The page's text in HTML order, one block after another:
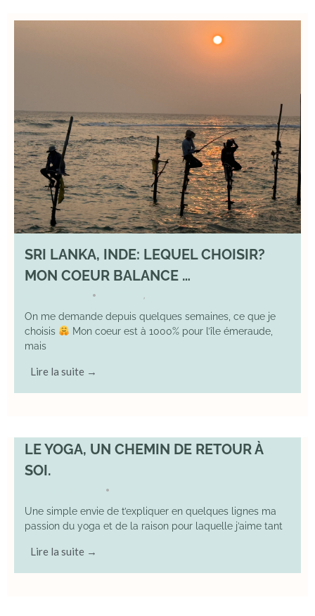
SRI LANKA, INDE: LEQUEL CHOISIR?
MON COEUR BALANCE …
•
On me demande depuis quelques semaines, ce que je
choisis
Mon coeur est à 1000% pour l’île émeraude,
mais
Lire la suite →
LE YOGA, UN CHEMIN DE RETOUR À
SOI.
•
Une simple envie de t’expliquer en quelques lignes ma
passion du yoga et de la raison pour laquelle j’aime tant
Lire la suite →